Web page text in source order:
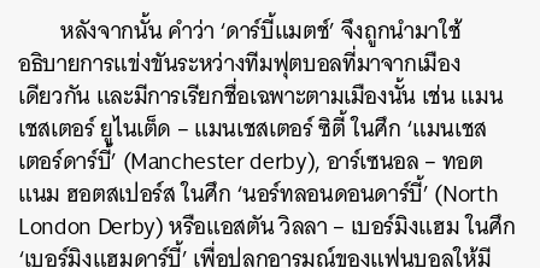
หลังจากนั้น คำว่า ‘ดาร์บี้แมตช์’ จึงถูกนำมาใช้
อธิบายการแข่งขันระหว่างทีมฟุตบอลที่มาจากเมือง
เดียวกัน และมีการเรียกชื่อเฉพาะตามเมืองนั้น เช่น แมน
เชสเตอร์ ยูไนเต็ด – แมนเชสเตอร์ ซิตี้ ในศึก ‘แมนเชส
เตอร์ดาร์บี้’ (Manchester derby), อาร์เซนอล – ทอต
แนม ฮอตสเปอร์ส ในศึก ‘นอร์ทลอนดอนดาร์บี้’ (North
London Derby) หรือแอสตัน วิลลา – เบอร์มิงแฮม ในศึก
‘เบอร์มิงแฮมดาร์บี้’ เพื่อปลุกอารมณ์ของแฟนบอลให้มี
SHARE TWEET LINE EMAIL